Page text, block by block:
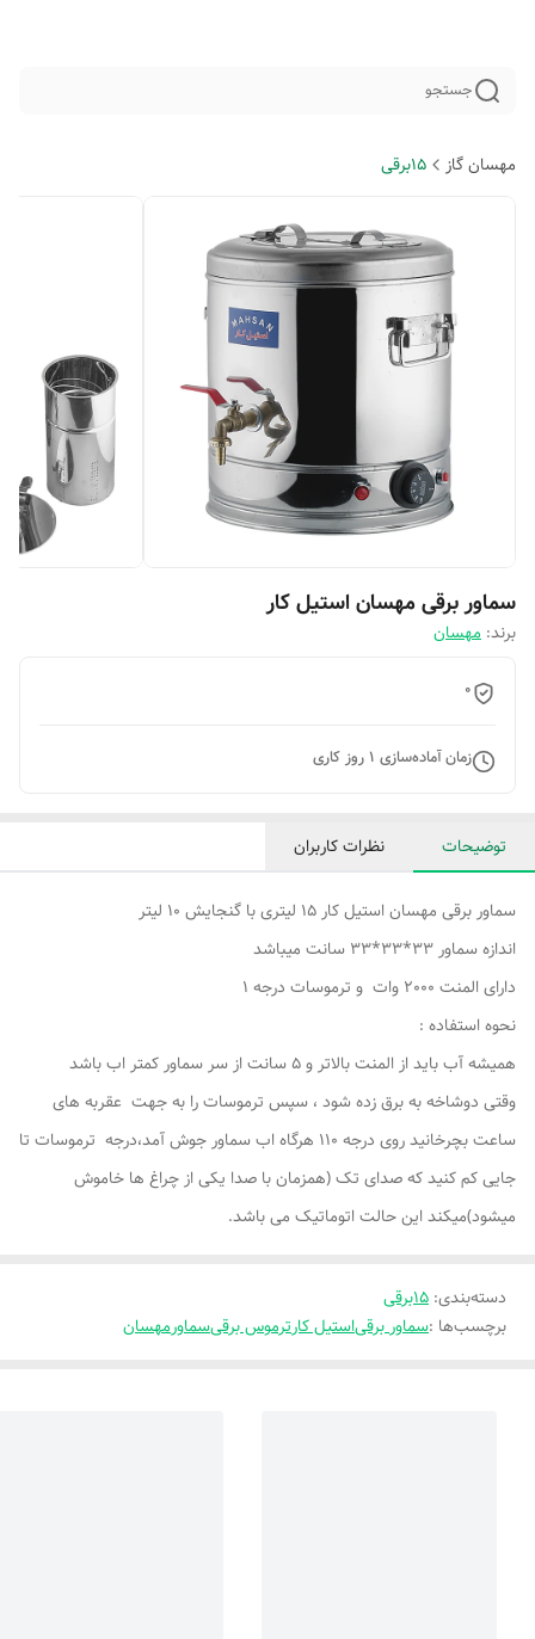
جستجو
مهسان گاز 15برقی
سماور برقی مهسان استیل کار
برند: مهسان
0
زمان آماده‌سازی 1روز کاری
توضیحات نظرات کاربران
سماور برقی مهسان استیل کار 15 لیتری با گنجایش 10 لیتر
اندازه سماور 33*33*33 سانت میباشد
دارای المنت 2000 وات و ترموسات درجه 1
نحوه استفاده :
همیشه آب باید از المنت بالاتر و 5 سانت از سر سماور کمتر اب باشد
وقتی دوشاخه به برق زده شود ، سپس ترموسات را به جهت عقربه های
ساعت بچرخانید روی درجه 110 هرگاه اب سماور جوش آمد،درجه ترموسات تا
جایی کم کنید که صدای تک (همزمان با صدا یکی از چراغ ها خاموش
میشود)میکند این حالت اتوماتیک می باشد.
دسته‌بندی: 15برقی
برچسب‌ها :سماور برقیاستیل کارترموس برقیسماورمهسان